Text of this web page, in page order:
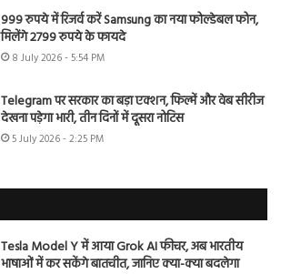
999 रुपये में रिजर्व करें Samsung का नया फोल्डेबल फोन,
मिलेंगे 2799 रुपये के फायदे
8 July 2026 - 5:54 PM
Telegram पर सरकार का बड़ा एक्शन, फिल्में और वेब सीरीज
देखना पड़ेगा भारी, तीन दिनों में दूसरा नोटिस
5 July 2026 - 2:25 PM
Tesla Model Y में आया Grok AI फीचर, अब भारतीय
भाषाओं में कर सकेंगे बातचीत, जानिए क्या-क्या बदलेगा